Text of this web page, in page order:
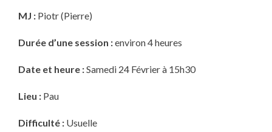
MJ : Piotr (Pierre)
Durée d’une session :environ 4 heures
Date et heure :Samedi 24 Février à 15h30
Lieu : Pau
Difficulté : Usuelle